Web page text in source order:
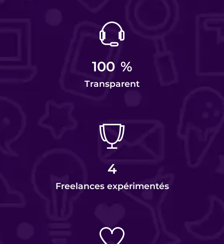
100 %
Transparent
4
Freelances expérimentés